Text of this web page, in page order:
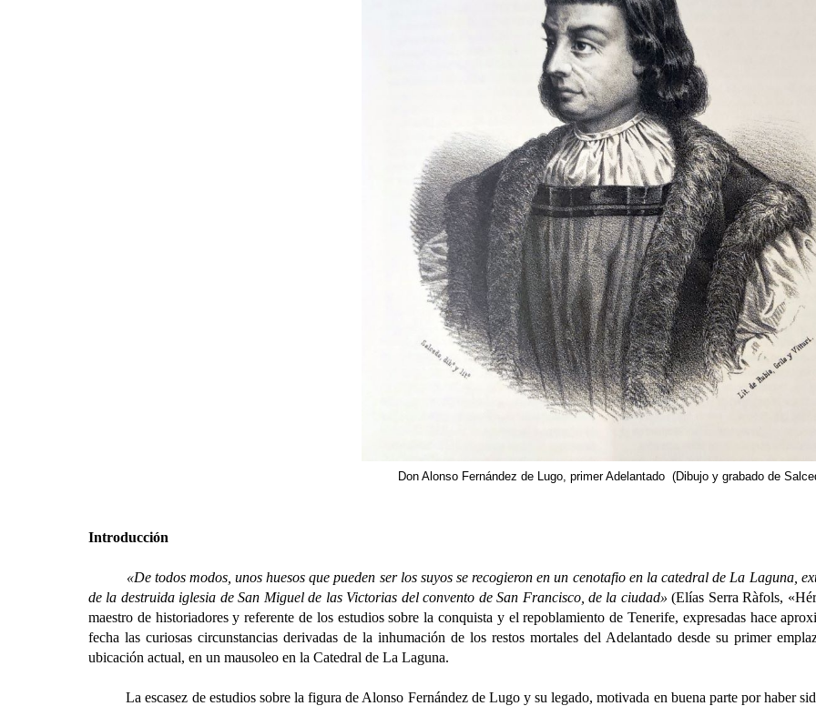
Don Alonso Fernández de Lugo, primer Adelantado (Dibujo y grabado de
Introducción
«De todos modos, unos huesos que pueden ser los suyos se recogieron en un cenotafio en la catedral de La Laguna,
de la destruida iglesia de San Miguel de las Victorias del convento de San Francisco, de la ciudad» (Elías Serra Ràfols,
maestro de historiadores y referente de los estudios sobre la conquista y el repoblamiento de Tenerife, expresadas hace
fecha las curiosas circunstancias derivadas de la inhumación de los restos mortales del Adelantado desde su primer
ubicación actual, en un mausoleo en la Catedral de La Laguna.
La escasez de estudios sobre la figura de Alonso Fernández de Lugo y su legado, motivada en buena parte por haber